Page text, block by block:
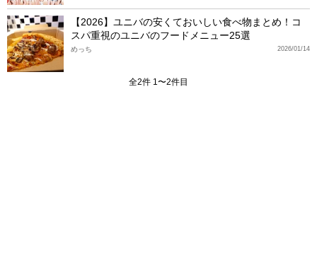
【2026】ユニバの安くておいしい食べ物まとめ！コ
スパ重視のユニバのフードメニュー25選
2026/01/14
めっち
全2件 1〜2件目